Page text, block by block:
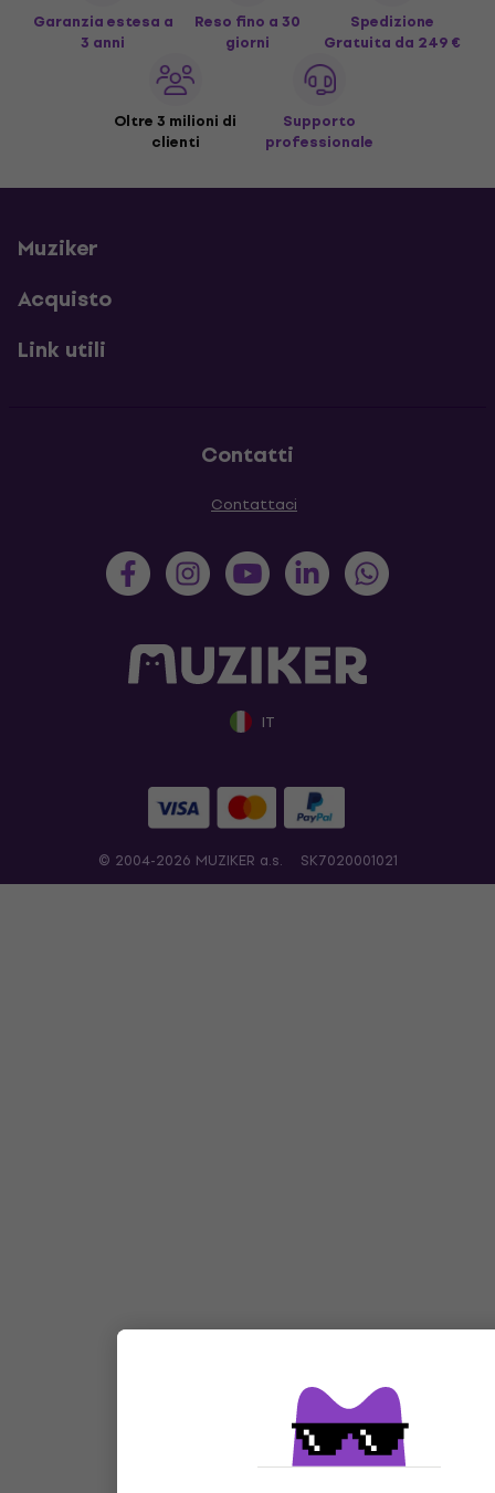
Garanzia estesa a
3 anni
Reso fino a 30
giorni
Spedizione
Gratuita da 249 €
Oltre 3 milioni di
clienti
Supporto
professionale
Muziker
Acquisto
Link utili
Contatti
Contattaci
IT
© 2004-2026 MUZIKER a.s. SK7020001021